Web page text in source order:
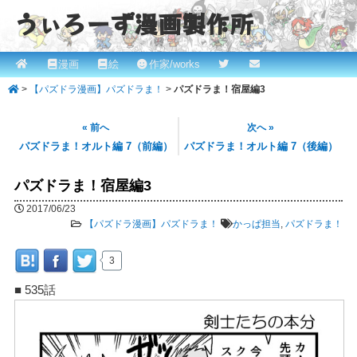
うぃろーず漫画製作所
ROBINとかっぱの漫画スタジオ！ willows.online
メ
イ
メ
イ
コ
ン
テ
ツ
へ
漫画 絵 作家/works
> 【パズドラ漫画】パズドラま！ > パズドラま！宿屋編3
« 前へ
パズドラま！オルト編 7（前編）
次へ »
パズドラま！オルト編 7（後編）
パズドラま！宿屋編3
2017/06/23
【パズドラ漫画】パズドラま！
かっぱ担当,パズドラま！
3
■ 535話